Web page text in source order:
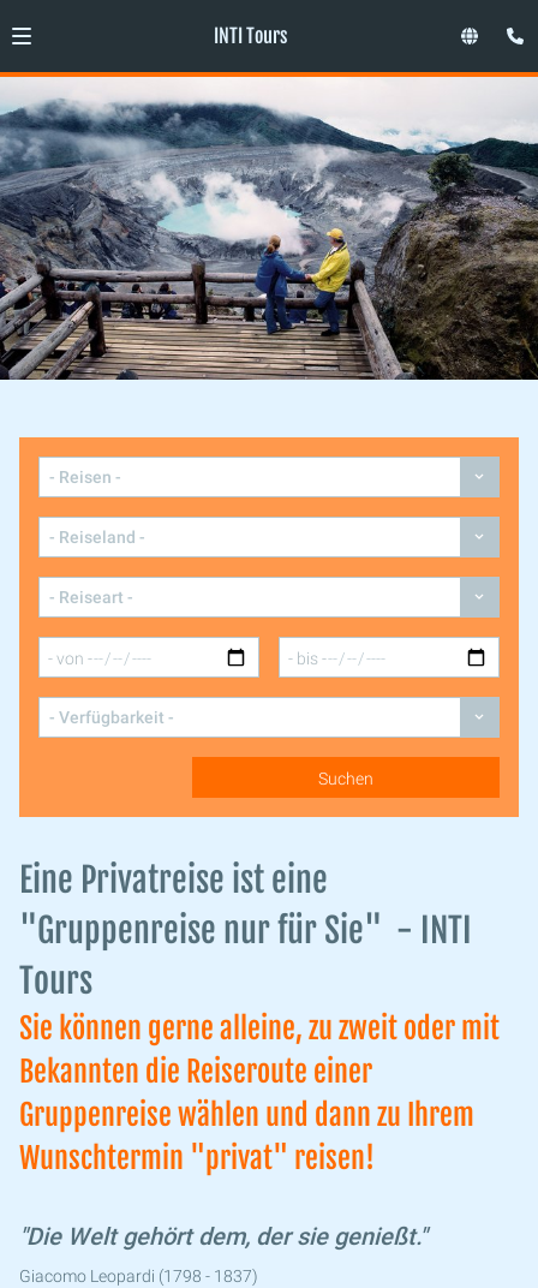
INTI Tours
Eine Privatreise ist eine
"Gruppenreise nur für Sie" - INTI
Tours
Sie können gerne alleine, zu zweit oder mit
Bekannten die Reiseroute einer
Gruppenreise wählen und dann zu Ihrem
Wunschtermin "privat" reisen!
"Die Welt gehört dem, der sie genießt."
Giacomo Leopardi (1798 - 1837)